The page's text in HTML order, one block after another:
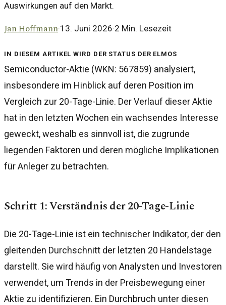
Auswirkungen auf den Markt.
Jan Hoffmann·13. Juni 2026·2 Min. Lesezeit
In diesem Artikel wird der Status der Elmos
Semiconductor-Aktie (WKN: 567859) analysiert,
insbesondere im Hinblick auf deren Position im
Vergleich zur 20-Tage-Linie. Der Verlauf dieser Aktie
hat in den letzten Wochen ein wachsendes Interesse
geweckt, weshalb es sinnvoll ist, die zugrunde
liegenden Faktoren und deren mögliche Implikationen
für Anleger zu betrachten.
Schritt 1: Verständnis der 20-Tage-Linie
Die 20-Tage-Linie ist ein technischer Indikator, der den
gleitenden Durchschnitt der letzten 20 Handelstage
darstellt. Sie wird häufig von Analysten und Investoren
verwendet, um Trends in der Preisbewegung einer
Aktie zu identifizieren. Ein Durchbruch unter diesen